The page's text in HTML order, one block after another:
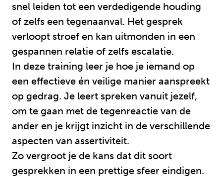
snel leiden tot een verdedigende houding
of zelfs een tegenaanval. Het gesprek
verloopt stroef en kan uitmonden in een
gespannen relatie of zelfs escalatie.
In deze training leer je hoe je iemand op
een effectieve én veilige manier aanspreekt
op gedrag. Je leert spreken vanuit jezelf,
om te gaan met de tegenreactie van de
ander en je krijgt inzicht in de verschillende
aspecten van assertiviteit.
Zo vergroot je de kans dat dit soort
gesprekken in een prettige sfeer eindigen.